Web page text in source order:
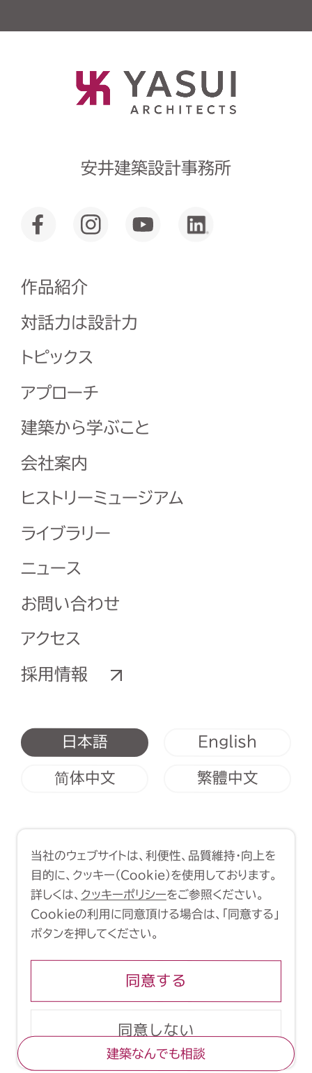
建築なんでも相談
安井建築設計事務所
作品紹介
対話力は設計力
トピックス
アプローチ
建築から学ぶこと
会社案内
ヒストリーミュージアム
ライブラリー
ニュース
お問い合わせ
アクセス
採用情報
日本語 English
简体中文 繁體中文
Copyright (C) 1998-2026 Yasui
Architects & Engineers, Inc.
当社のウェブサイトは、利便性、品質維持・向上を
目的に、クッキー（Cookie）を使用しております。
詳しくは、 クッキーポリシーをご参照ください。
Cookieの利用に同意頂ける場合は、「同意する」
ボタンを押してください。
同意する
同意しない